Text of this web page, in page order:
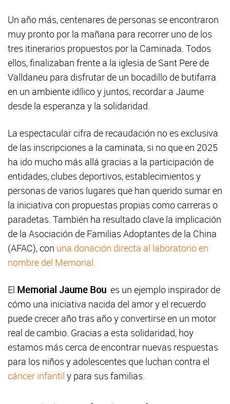
Un año más, centenares de personas se encontraron
muy pronto por la mañana para recorrer uno de los
tres itinerarios propuestos por la Caminada. Todos
ellos, finalizaban frente a la iglesia de Sant Pere de
Valldaneu para disfrutar de un bocadillo de butifarra
en un ambiente idílico y juntos, recordar a Jaume
desde la esperanza y la solidaridad.
La espectacular cifra de recaudación no es exclusiva
de las inscripciones a la caminata, si no que en 2025
ha ido mucho más allá gracias a la participación de
entidades, clubes deportivos, establecimientos y
personas de varios lugares que han querido sumar en
la iniciativa con propuestas propias como carreras o
paradetas. También ha resultado clave la implicación
de la Asociación de Familias Adoptantes de la China
(AFAC), con una donación directa al laboratorio en
nombre del Memorial.
El Memorial Jaume Bou es un ejemplo inspirador de
cómo una iniciativa nacida del amor y el recuerdo
puede crecer año tras año y convertirse en un motor
real de cambio. Gracias a esta solidaridad, hoy
estamos más cerca de encontrar nuevas respuestas
para los niños y adolescentes que luchan contra el
cáncer infantil y para sus familias.